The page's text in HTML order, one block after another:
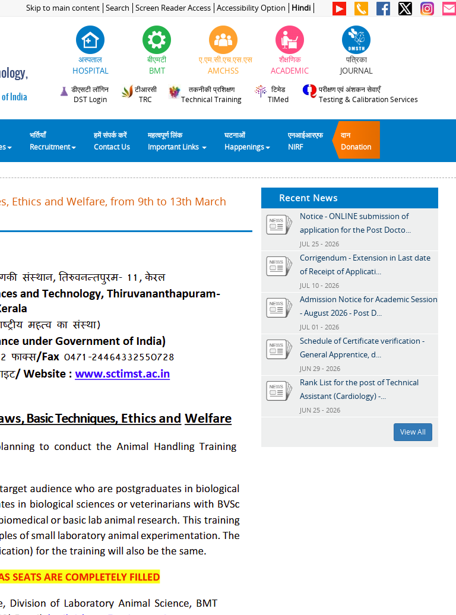
Skip to main content Search Screen Reader Access Accessibility Option Hindi
India
अस्पताल
HOSPITAL
बीएमटी
BMT
ए.एम.सी.एच.एस.एस
AMCHSS
शैक्षणिक
ACADEMIC
पत्रिका
JOURNAL
डीएसटी लॉगिन
DST Login
टीआरसी
TRC
तकनीकी प्रशिक्षण
Technical Training
टिमेड
TIMed
परीक्षण एवं अंशकन सेवाएँ
Testing & Calibration Services
भर्तियाँ
Recruitment
हमें संपर्क करें
Contact Us
महत्वपूर्ण लिंक
Important Links
घटनाओं
Happenings
एनआईआरएफ
NIRF
दान
Donation
Ethics and Welfare, from 9th to 13th March
Recent News
Notice - ONLINE submission of
application for the Post Docto...
JUL 25 - 2026
Corrigendum - Extension in Last date
of Receipt of Applicati...
JUL 10 - 2026
Admission Notice for Academic Session
- August 2026 - Post D...
JUL 01 - 2026
Schedule of Certificate verification -
General Apprentice, d...
JUN 29 - 2026
Rank List for the post of Technical
Assistant (Cardiology) -...
JUN 25 - 2026
View All